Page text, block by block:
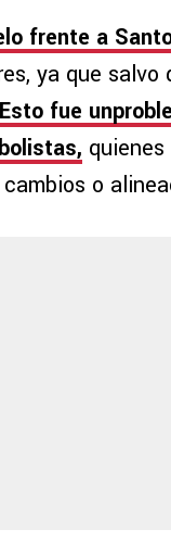
frente a
ya que salvo
Esto fue
o